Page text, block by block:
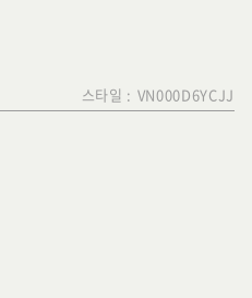
스타일 : VN000D6YCJJ